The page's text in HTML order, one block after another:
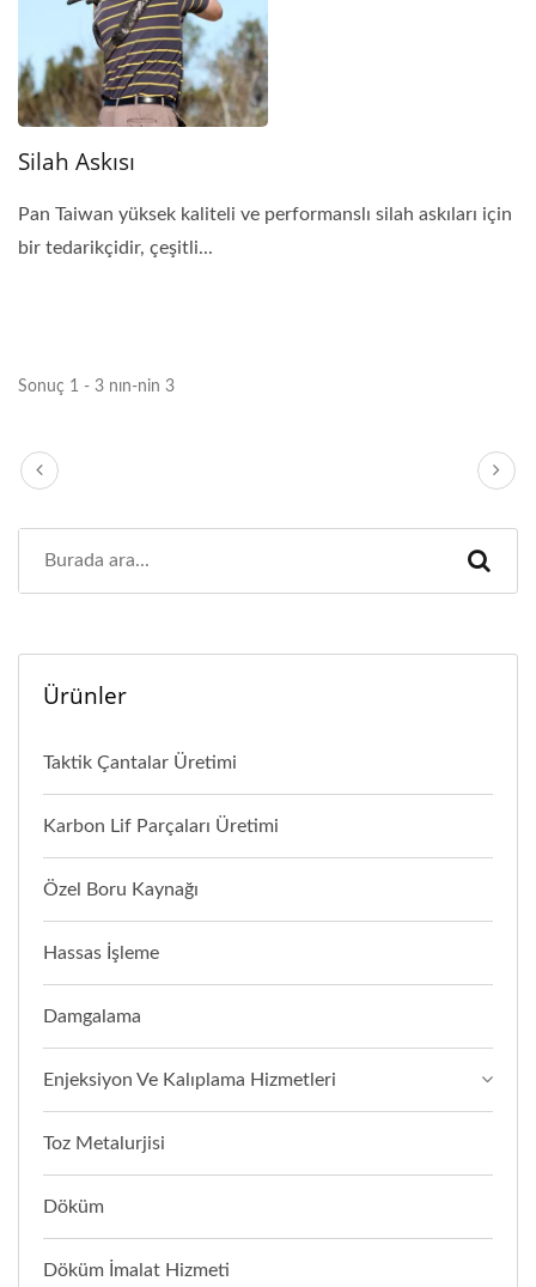
Silah Askısı
Pan Taiwan yüksek kaliteli ve performanslı silah askıları için
bir tedarikçidir, çeşitli...
Sonuç 1 - 3 nın-nin 3
Ürünler
Taktik Çantalar Üretimi
Karbon Lif Parçaları Üretimi
Özel Boru Kaynağı
Hassas İşleme
Damgalama
Enjeksiyon Ve Kalıplama Hizmetleri
Toz Metalurjisi
Döküm
Döküm İmalat Hizmeti